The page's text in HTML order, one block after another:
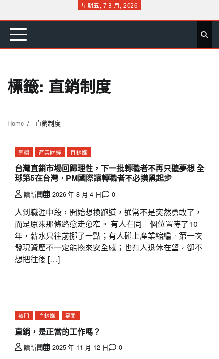
content
星期五, 7 8 月, 2026
首 要 娛 生 社 文 公 運 旅 政 地 專
標籤: 直銷制度
Home 直銷制度
專欄 產業財經 直銷媒
台灣直銷市場回歸理性，下一批轉職者不再只聽夢想 全
球第5在台灣，PM國際讓轉職者不必摸黑起步
讀新聞 2026 年 8 月 4 日 0
人到職涯中段，開始想換跑道，通常不是突然勇敢了，
而是原來那條路愈走愈窄。 有人在同一個位置待了10
年，薪水只往前挪了一點；有人碰上產業縮編，第一次
發現資歷不一定能換來安全感；也有人退休在望，卻不
想把往後 […]
熱門 直銷媒 要聞
直銷，是正當的工作嗎？
讀新聞 2025 年 11 月 12 日 0